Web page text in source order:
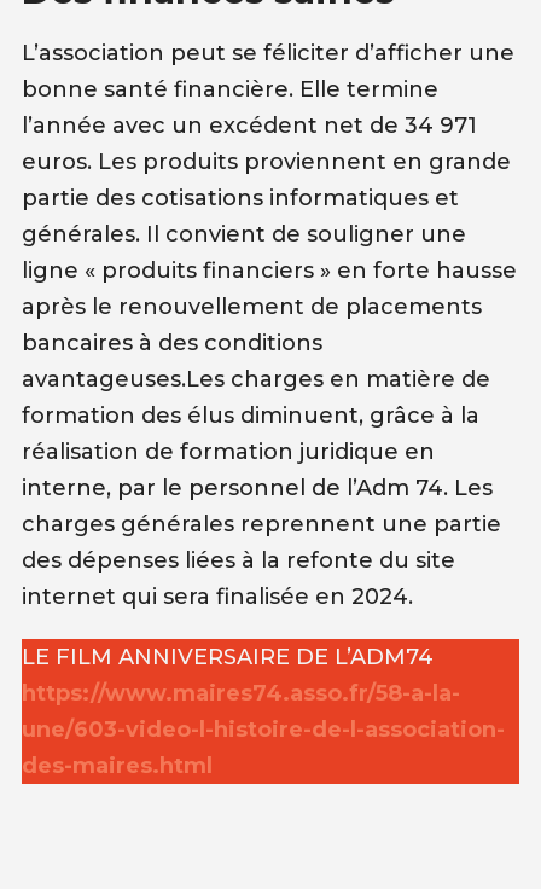
L’association peut se féliciter d’afficher une
bonne santé financière. Elle termine
l’année avec un excédent net de 34 971
euros. Les produits proviennent en grande
partie des cotisations informatiques et
générales. Il convient de souligner une
ligne « produits financiers » en forte hausse
après le renouvellement de placements
bancaires à des conditions
avantageuses.Les charges en matière de
formation des élus diminuent, grâce à la
réalisation de formation juridique en
interne, par le personnel de l’Adm 74. Les
charges générales reprennent une partie
des dépenses liées à la refonte du site
internet qui sera finalisée en 2024.
LE FILM ANNIVERSAIRE DE L’ADM74
https://www.maires74.asso.fr/58-a-la-
une/603-video-l-histoire-de-l-association-
des-maires.html